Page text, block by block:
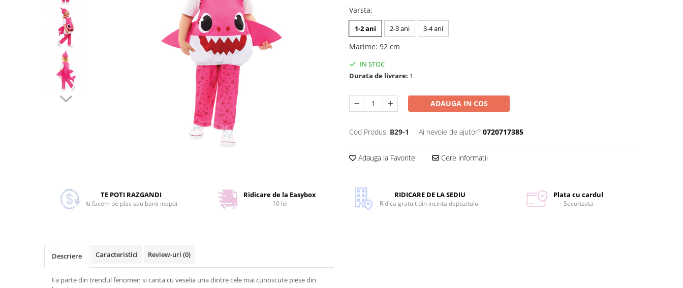
Costume Vrajitoare Copii
Costume pentru Halloween
Costume Populare
Pinata petreceri
Varsta:
1-2 ani 2-3 ani 3-4 ani
Marime: 92 cm
IN STOC
Durata de livrare: 1
ADAUGA IN COS
Cod Produs: B29-1 Ai nevoie de ajutor? 0720717385
Adauga la Favorite Cere informatii
TE POTI RAZGANDI
Iti facem pe plac sau banii inapoi
Ridicare de la Easybox
10 lei
RIDICARE DE LA SEDIU
Ridica gratuit din incinta depozitului
Plata cu cardul
Securizata
Descriere Caracteristici Review-uri (0)
Fa parte din trendul fenomen si canta cu veselia una dintre cele mai cunoscute piese din